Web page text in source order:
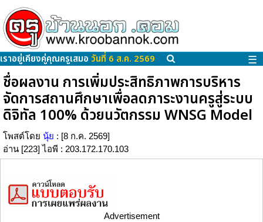
เราอยู่เคียงคู่คุณครูเสมอ วันที่ 6 ส.ค. 2569 ☰
ชื่อผลงาน การเพิ่มประสิทธิภาพการบริหาร
จัดการสถานศึกษาเพื่อลดภาระงานครูสู่ระบบ
ดิจิทัล 100% ด้วยนวัตกรรม WNSG Model
โพสต์โดย นุ้ย : [8 ก.ค. 2569]
อ่าน [223] ไอพี : 203.172.170.103
Advertisement